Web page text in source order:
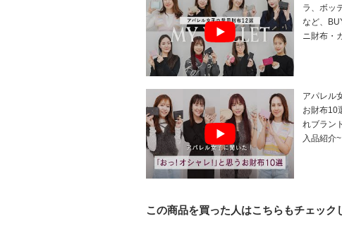
ラ、ボッ
など、
ニ財布・
アパレル
お財布10
れブラン
入品紹介~
この商品を買った人はこちらもチェック